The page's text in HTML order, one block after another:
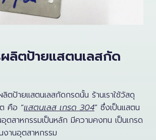
ลิตป้ายแสตนเลสกัด
ตป้ายแสตนเลสกัดกรดนั้น ร้านเราใช้วัสดุ
คือ “แสตนเลส เกรด 304” ซึ่งเป็นแสตน
อุตสาหกรรมเป็นหลัก มีความคงทน เป็นเกรด
งานอุตสาหกรรม